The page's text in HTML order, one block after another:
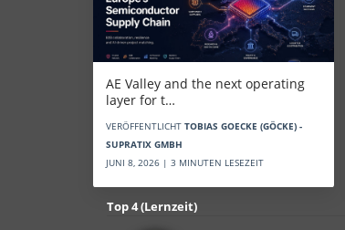
AE Valley and the next operating
layer for t…
VERÖFFENTLICHT TOBIAS GOECKE (GÖCKE) -
SUPRATIX GMBH
JUNI 8, 2026 | 3 MINUTEN LESEZEIT
Top 4 (Lernzeit)